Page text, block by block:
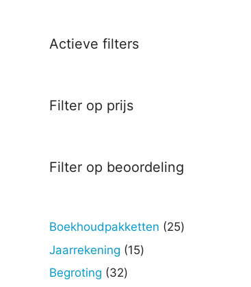
Actieve filters
Filter op prijs
Filter op beoordeling
Boekhoudpakketten 2525
Jaarrekening 1515
Begroting 3232